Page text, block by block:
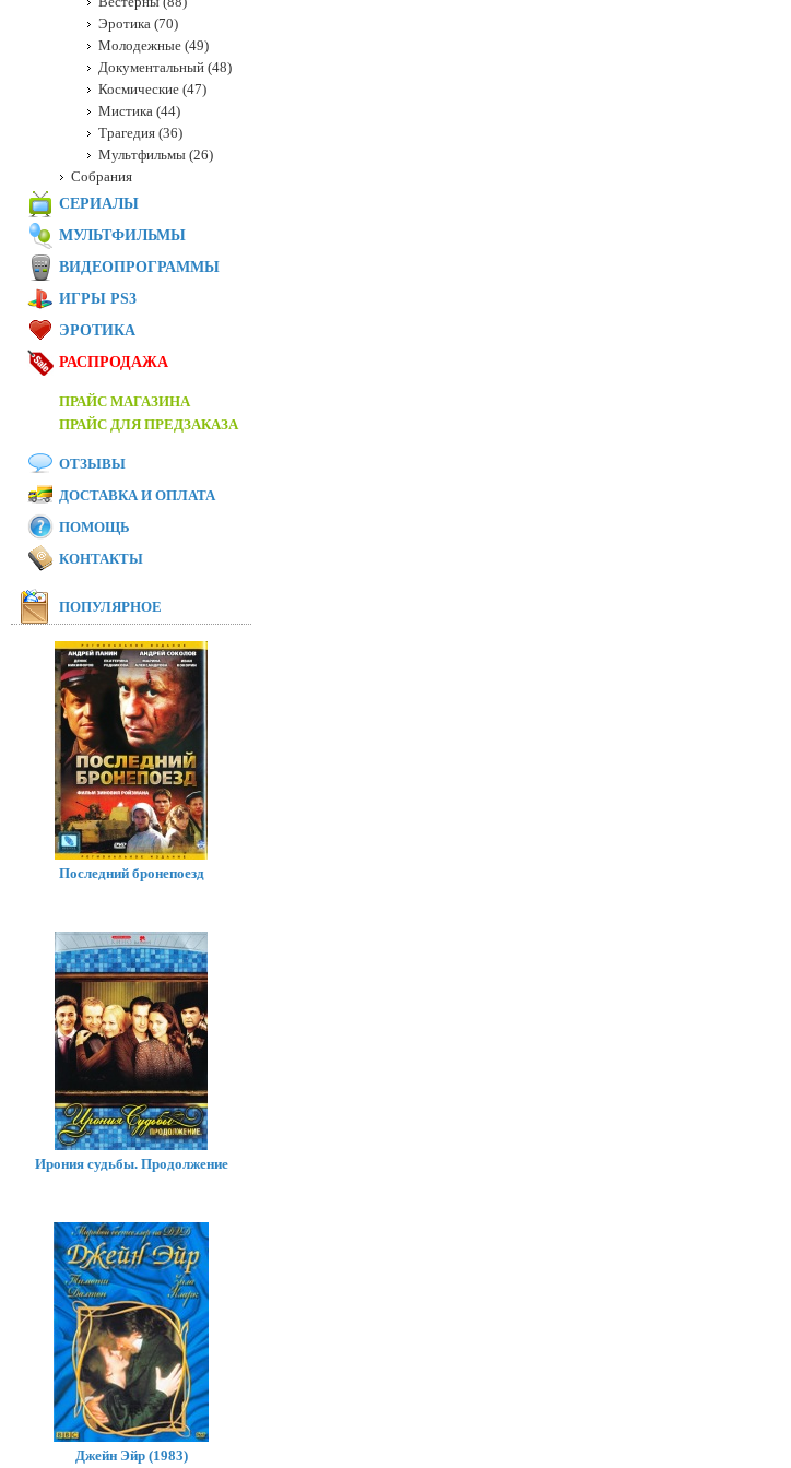
Эротика (70)
Молодежные (49)
Документальный (48)
Космические (47)
Мистика (44)
Трагедия (36)
Мультфильмы (26)
Собрания
СЕРИАЛЫ
МУЛЬТФИЛЬМЫ
ВИДЕОПРОГРАММЫ
ИГРЫ PS3
ЭРОТИКА
РАСПРОДАЖА
ПРАЙС МАГАЗИНА
ПРАЙС ДЛЯ ПРЕДЗАКАЗА
ОТЗЫВЫ
ДОСТАВКА И ОПЛАТА
ПОМОЩЬ
КОНТАКТЫ
ПОПУЛЯРНОЕ
Последний бронепоезд
Ирония судьбы. Продолжение
Джейн Эйр (1983)